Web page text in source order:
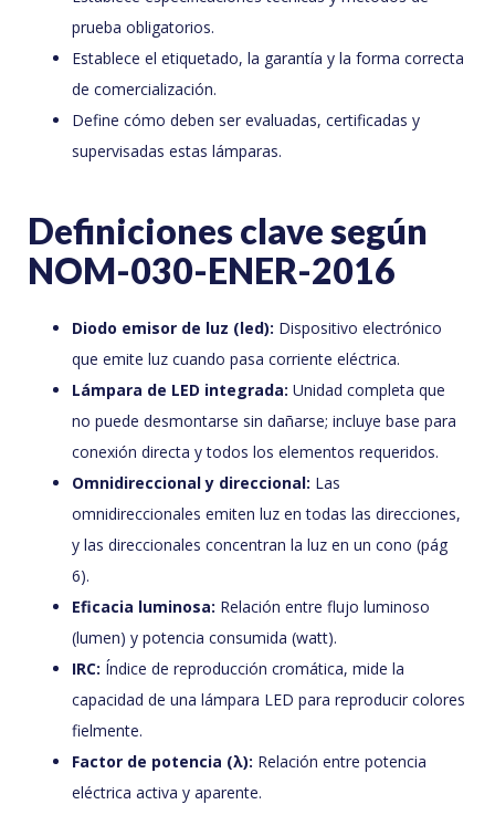
prueba obligatorios.
Establece el etiquetado, la garantía y la forma correcta
de comercialización.
Define cómo deben ser evaluadas, certificadas y
supervisadas estas lámparas.
Definiciones clave según
NOM-030-ENER-2016
Diodo emisor de luz (led): Dispositivo electrónico
que emite luz cuando pasa corriente eléctrica.
Lámpara de LED integrada: Unidad completa que
no puede desmontarse sin dañarse; incluye base para
conexión directa y todos los elementos requeridos.
Omnidireccional y direccional: Las
omnidireccionales emiten luz en todas las direcciones,
y las direccionales concentran la luz en un cono (pág
6).
Eficacia luminosa: Relación entre flujo luminoso
(lumen) y potencia consumida (watt).
IRC: Índice de reproducción cromática, mide la
capacidad de una lámpara LED para reproducir colores
fielmente.
Factor de potencia (λ): Relación entre potencia
eléctrica activa y aparente.